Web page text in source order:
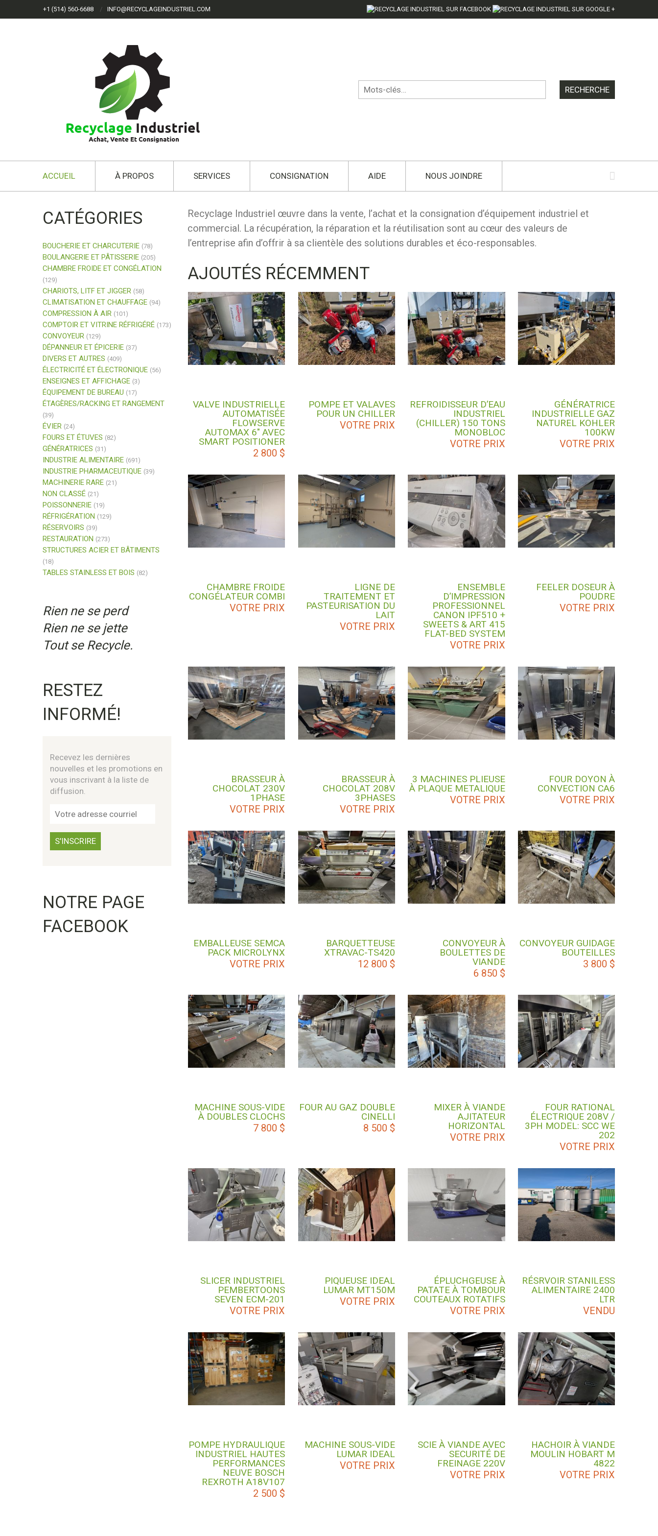
+1 (514) 560-6688 INFO@RECYCLAGEINDUSTRIEL.COM
ACCUEIL À PROPOS SERVICES CONSIGNATION AIDE NOUS JOINDRE
Recyclage Industriel œuvre dans la vente, l’achat et la consignation d’équipement industriel et
commercial. La récupération, la réparation et la réutilisation sont au cœur des valeurs de
l’entreprise afin d’offrir à sa clientèle des solutions durables et éco-responsables.
AJOUTÉS RÉCEMMENT
VALVE INDUSTRIELLE
AUTOMATISÉE
FLOWSERVE
AUTOMAX 6″ AVEC
SMART POSITIONER
2 800 $
POMPE ET VALAVES
POUR UN CHILLER
VOTRE PRIX
REFROIDISSEUR D’EAU
INDUSTRIEL
(CHILLER) 150 TONS
MONOBLOC
VOTRE PRIX
GÉNÉRATRICE
INDUSTRIELLE GAZ
NATUREL KOHLER
100KW
VOTRE PRIX
CHAMBRE FROIDE
CONGÉLATEUR COMBI
VOTRE PRIX
LIGNE DE
TRAITEMENT ET
PASTEURISATION DU
LAIT
VOTRE PRIX
ENSEMBLE
D’IMPRESSION
PROFESSIONNEL
CANON IPF510 +
SWEETS & ART 415
FLAT-BED SYSTEM
VOTRE PRIX
FEELER DOSEUR À
POUDRE
VOTRE PRIX
BRASSEUR À
CHOCOLAT 230V
1PHASE
VOTRE PRIX
BRASSEUR À
CHOCOLAT 208V
3PHASES
VOTRE PRIX
3 MACHINES PLIEUSE
À PLAQUE METALIQUE
VOTRE PRIX
FOUR DOYON À
CONVECTION CA6
VOTRE PRIX
EMBALLEUSE SEMCA
PACK MICROLYNX
VOTRE PRIX
BARQUETTEUSE
XTRAVAC-TS420
12 800 $
CONVOYEUR À
BOULETTES DE
VIANDE
6 850 $
CONVOYEUR GUIDAGE
BOUTEILLES
3 800 $
MACHINE SOUS-VIDE
À DOUBLES CLOCHS
7 800 $
FOUR AU GAZ DOUBLE
CINELLI
8 500 $
MIXER À VIANDE
AJITATEUR
HORIZONTAL
VOTRE PRIX
FOUR RATIONAL
ÉLECTRIQUE 208V /
3PH MODEL: SCC WE
202
VOTRE PRIX
SLICER INDUSTRIEL
PEMBERTOONS
SEVEN ECM-201
VOTRE PRIX
PIQUEUSE IDEAL
LUMAR MT150M
VOTRE PRIX
ÉPLUCHGEUSE À
PATATE À TOMBOUR
COUTEAUX ROTATIFS
VOTRE PRIX
RÉSRVOIR STANILESS
ALIMENTAIRE 2400
LTR
VENDU
POMPE HYDRAULIQUE
INDUSTRIEL HAUTES
PERFORMANCES
NEUVE BOSCH
REXROTH A18V107
2 500 $
MACHINE SOUS-VIDE
LUMAR IDEAL
VOTRE PRIX
SCIE À VIANDE AVEC
SECURITÉ DE
FREINAGE 220V
VOTRE PRIX
HACHOIR À VIANDE
MOULIN HOBART M
4822
VOTRE PRIX
CATÉGORIES
BOUCHERIE ET CHARCUTERIE (78)
BOULANGERIE ET PÂTISSERIE (205)
CHAMBRE FROIDE ET CONGÉLATION
(129)
CHARIOTS, LITF ET JIGGER (58)
CLIMATISATION ET CHAUFFAGE (94)
COMPRESSION À AIR (101)
COMPTOIR ET VITRINE RÉFRIGÉRÉ (173)
CONVOYEUR (129)
DÉPANNEUR ET ÉPICERIE (37)
DIVERS ET AUTRES (409)
ÉLECTRICITÉ ET ÉLECTRONIQUE (56)
ENSEIGNES ET AFFICHAGE (3)
ÉQUIPEMENT DE BUREAU (17)
ÉTAGÈRES/RACKING ET RANGEMENT
(39)
ÉVIER (24)
FOURS ET ÉTUVES (82)
GÉNÉRATRICES (31)
INDUSTRIE ALIMENTAIRE (691)
INDUSTRIE PHARMACEUTIQUE (39)
MACHINERIE RARE (21)
NON CLASSÉ (21)
POISSONNERIE (19)
RÉFRIGÉRATION (129)
RÉSERVOIRS (39)
RESTAURATION (273)
STRUCTURES ACIER ET BÂTIMENTS
(18)
TABLES STAINLESS ET BOIS (82)
Rien ne se perd
Rien ne se jette
Tout se Recycle.
RESTEZ
INFORMÉ!
Recevez les dernières
nouvelles et les promotions en
vous inscrivant à la liste de
diffusion.
NOTRE PAGE
FACEBOOK